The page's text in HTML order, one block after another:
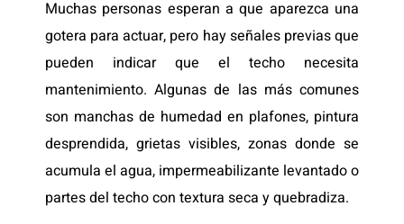
Muchas personas esperan a que aparezca una
gotera para actuar, pero hay señales previas que
pueden indicar que el techo necesita
mantenimiento. Algunas de las más comunes
son manchas de humedad en plafones, pintura
desprendida, grietas visibles, zonas donde se
acumula el agua, impermeabilizante levantado o
partes del techo con textura seca y quebradiza.